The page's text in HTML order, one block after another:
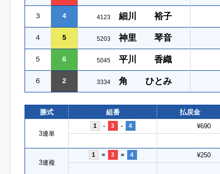
３ 4 4123 細川 裕子
４ 5 5203 神里 琴音
５ 6 5045 平川 香織
６ 2 3334 角 ひとみ
勝式 組番 払戻金
3連単
1 - 3 - 4 ¥690
3連複
1 = 3 = 4 ¥250